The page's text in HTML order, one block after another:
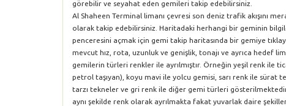
görebilir ve seyahat eden gemileri takip edebilirsiniz.
Al Shaheen Terminal limanı çevresi son deniz trafik akışını
olarak takip edebilirsiniz. Haritadaki herhangi bir geminin
penceresini açmak için gemi takip haritasında bir gemiye
mevcut hız, rota, uzunluk ve genişlik, tonajı ve ayrıca hedef
gemilerin türleri renkler ile ayrılmıştır. Örneğin yeşil renk ile
petrol taşıyan), koyu mavi ile yolcu gemisi, sarı renk ile sürat
tarzı tekneler ve gri renk ile diğer gemi türleri
aynı şekilde renk olarak ayrılmakta fakat yuvarlak daire